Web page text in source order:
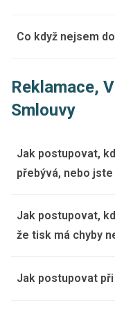
Co když nejsem
Reklamace,
Smlouvy
Jak postupovat,
přebývá, nebo
Jak postupovat,
že tisk má chyby
Jak postupovat